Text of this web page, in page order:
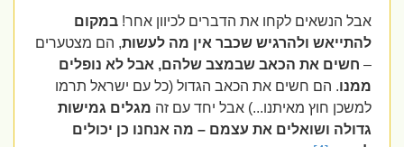
אבל הנשאים לקחו את הדברים לכיוון אחר! במקום
להתייאש ולהרגיש שכבר אין מה לעשות, הם מצטערים
חשים את הכאב שבמצב שלהם, אבל לא נופלים
ממנו. הם חשים את הכאב הגדול (כל עם ישראל תרמו
למשכן חוץ מאיתנו...) אבל יחד עם זהמגלים גמישות
גדולה ושואלים את עצמם – מה אנחנו כן יכולים